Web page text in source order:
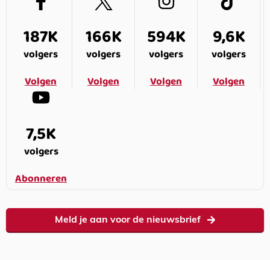
187K
volgers
Volgen
166K
volgers
Volgen
594K
volgers
Volgen
9,6K
volgers
Volgen
7,5K
volgers
Abonneren
Meld je aan voor de nieuwsbrief